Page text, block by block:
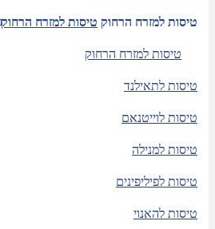
טיסות למזרח הרחוק טיסות למזרח הרחוק
טיסות למזרח הרחוק
טיסות לתאילנד
טיסות לוייטנאם
טיסות למנילה
טיסות לפיליפינים
טיסות להאנוי